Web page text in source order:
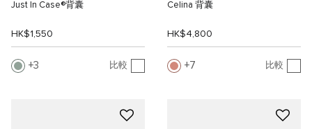
Just In Case®背囊
HK$1,550
3 比較
Celina 背囊
HK$4,800
7 比較